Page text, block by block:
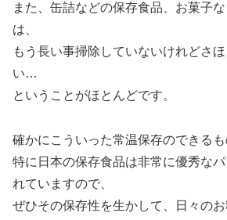
また、缶詰などの保存食品、お菓子
は、
もう長い事掃除していないけれどさ
い…
ということがほとんどです。
確かにこういった常温保存のできるも
特に日本の保存食品は非常に優秀な
れていますので、
ぜひその保存性を生かして、日々の